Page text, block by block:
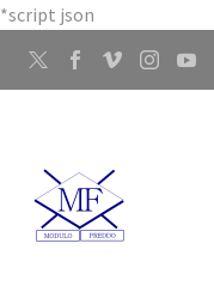
*script json